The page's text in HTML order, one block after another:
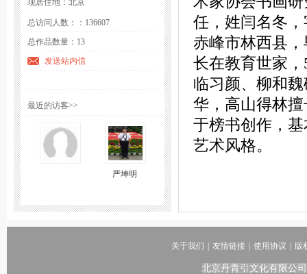
现居住地：北京
总访问人数：：136607
总作品数量：13
发送站内信
最近的访客>>
严坤明
任，姓闫名冬
赤峰市林西县
长在教育世家
临习颜、柳和
华，高山得林
于榜书创作，
艺术风格。
关于我们 友情链接 使用协议 版
北京丹青引文化有限公